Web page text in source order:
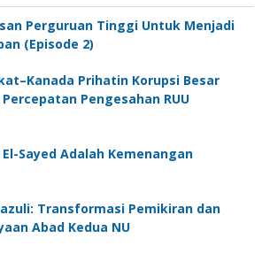
Perguruan Tinggi Untuk Menjadi
(Episode 2)
Prihatin Korupsi Besar
Pengesahan RUU
Sayed Adalah Kemenangan
Transformasi Pemikiran dan
Abad Kedua NU